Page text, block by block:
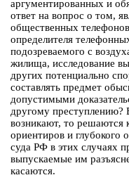
аргументированных и
ответ на вопрос о том,
общественных
определителя
подозреваемого с
жилища, исследование
других потенциально
составлять предмет
допустимыми
другому преступлению?
возникают, то решаются
ориентиров и глубокого
суда РФ в этих случаях
выпускаемые им
касаются.